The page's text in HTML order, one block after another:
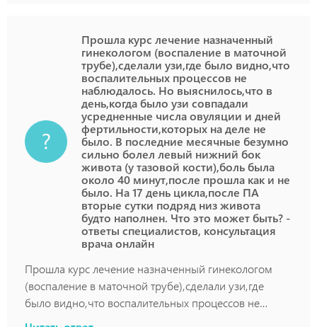
Прошла курс лечение назначенный
гинекологом (воспаление в маточной
трубе),сделали узи,где было видно,что
воспалительных процессов не
наблюдалось. Но выяснилось,что в
день,когда было узи совпадали
усредненные числа овуляции и дней
фертильности,которых на деле не
было. В последние месячные безумно
сильно болел левый нижний бок
живота (у тазовой кости),боль была
около 40 минут,после прошла как и не
было. На 17 день цикла,после ПА
вторые сутки подряд низ живота
будто наполнен. Что это может быть? -
ответы специалистов, консультация
врача онлайн
Прошла курс лечение назначенный гинекологом
(воспаление в маточной трубе),сделали узи,где
было видно,что воспалительных процессов не